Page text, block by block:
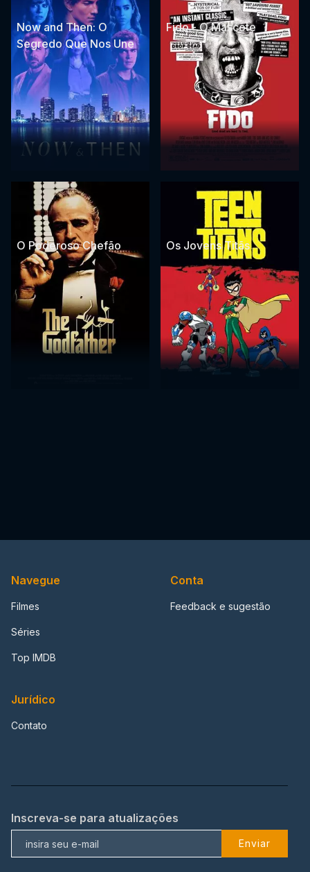
Now and Then: O
Segredo Que Nos Une
Fido - O Mascote
O Poderoso Chefão Os Jovens Titãs
Navegue
Filmes
Séries
Top IMDB
Conta
Feedback e sugestão
Jurídico
Contato
Inscreva-se para atualizações
Enviar